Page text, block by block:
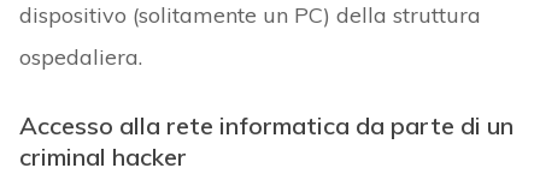
dispositivo (solitamente un PC) della struttura
ospedaliera.
Accesso alla rete informatica da parte di un
criminal hacker